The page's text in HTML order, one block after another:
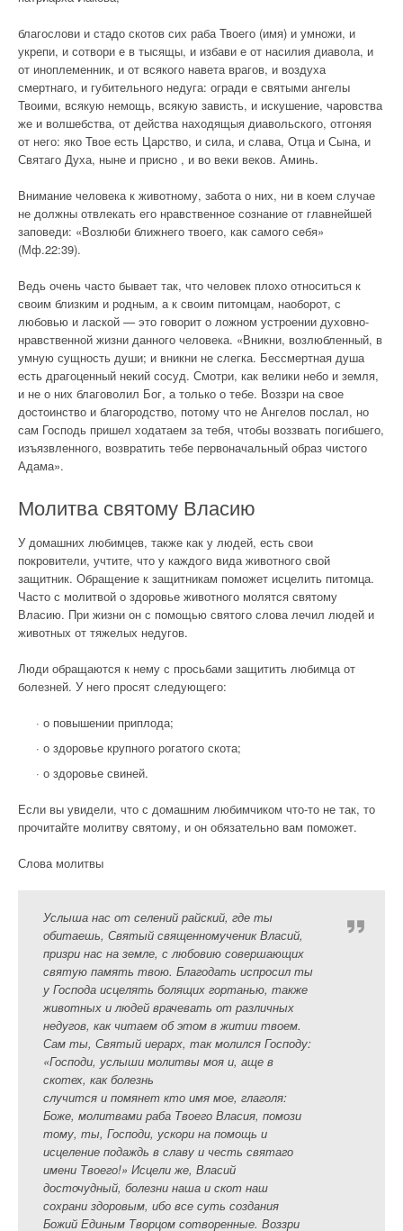
благослови и стадо скотов сих раба Твоего (имя) и умножи, и
укрепи, и сотвори е в тысящы, и избави е от насилия диавола, и
от иноплеменник, и от всякого навета врагов, и воздуха
смертнаго, и губительного недуга: огради е святыми ангелы
Твоими, всякую немощь, всякую зависть, и искушение, чаровства
же и волшебства, от действа находящыя диавольского, отгоняя
от него: яко Твое есть Царство, и сила, и слава, Отца и Сына, и
Святаго Духа, ныне и присно , и во веки веков. Аминь.
Внимание человека к животному, забота о них, ни в коем случае
не должны отвлекать его нравственное сознание от главнейшей
заповеди: «Возлюби ближнего твоего, как самого себя»
(Мф.22:39).
Ведь очень часто бывает так, что человек плохо относиться к
своим близким и родным, а к своим питомцам, наоборот, с
любовью и лаской — это говорит о ложном устроении духовно-
нравственной жизни данного человека. «Вникни, возлюбленный, в
умную сущность души; и вникни не слегка. Бессмертная душа
есть драгоценный некий сосуд. Смотри, как велики небо и земля,
и не о них благоволил Бог, а только о тебе. Воззри на свое
достоинство и благородство, потому что не Ангелов послал, но
сам Господь пришел ходатаем за тебя, чтобы воззвать погибшего,
изъязвленного, возвратить тебе первоначальный образ чистого
Адама».
Молитва святому Власию
У домашних любимцев, также как у людей, есть свои
покровители, учтите, что у каждого вида животного свой
защитник. Обращение к защитникам поможет исцелить питомца.
Часто с молитвой о здоровье животного молятся святому
Власию. При жизни он с помощью святого слова лечил людей и
животных от тяжелых недугов.
Люди обращаются к нему с просьбами защитить любимца от
болезней. У него просят следующего:
· о повышении приплода;
· о здоровье крупного рогатого скота;
· о здоровье свиней.
Если вы увидели, что с домашним любимчиком что-то не так, то
прочитайте молитву святому, и он обязательно вам поможет.
Слова молитвы
Услыша нас от селений райский, где ты
обитаешь, Святый священномученик Власий,
призри нас на земле, с любовию совершающих
святую память твою. Благодать испросил ты
у Господа исцелять болящих гортанью, также
животных и людей врачевать от различных
недугов, как читаем об этом в житии твоем.
Сам ты, Святый иерарх, так молился Господу:
«Господи, услыши молитвы моя и, аще в
скотех, как болезнь
случится и помянет кто имя мое, глаголя:
Боже, молитвами раба Твоего Власия, помози
тому, ты, Господи, ускори на помощь и
исцеление подаждь в славу и честь святаго
имени Твоего!» Исцели же, Власий
досточудный, болезни наша и скот наш
сохрани здоровым, ибо все суть создания
Божий Единым Творцом сотворенные. Воззри